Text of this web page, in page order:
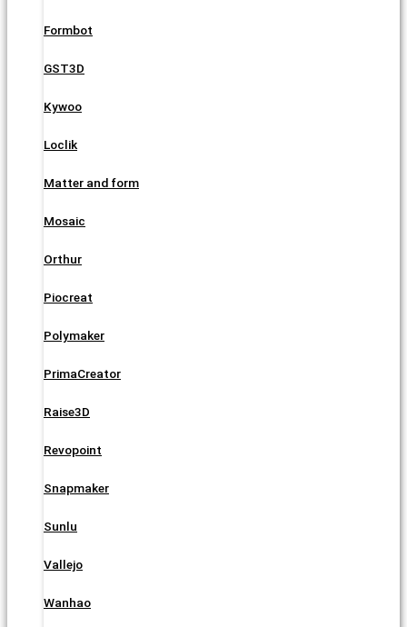
Formbot
GST3D
Kywoo
Loclik
Matter and form
Mosaic
Orthur
Piocreat
Polymaker
PrimaCreator
Raise3D
Revopoint
Snapmaker
Sunlu
Vallejo
Wanhao